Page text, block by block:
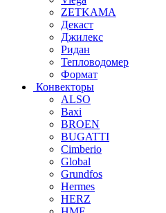
ZETKAMA
Декаст
Джилекс
Ридан
Тепловодомер
Формат
Конвекторы
ALSO
Baxi
BROEN
BUGATTI
Cimberio
Global
Grundfos
Hermes
HERZ